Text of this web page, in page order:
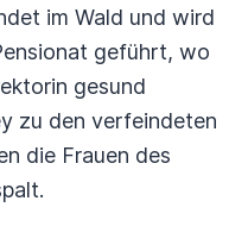
im Wald und wird
geführt, wo
gesund
zu den verfeindeten
die Frauen des